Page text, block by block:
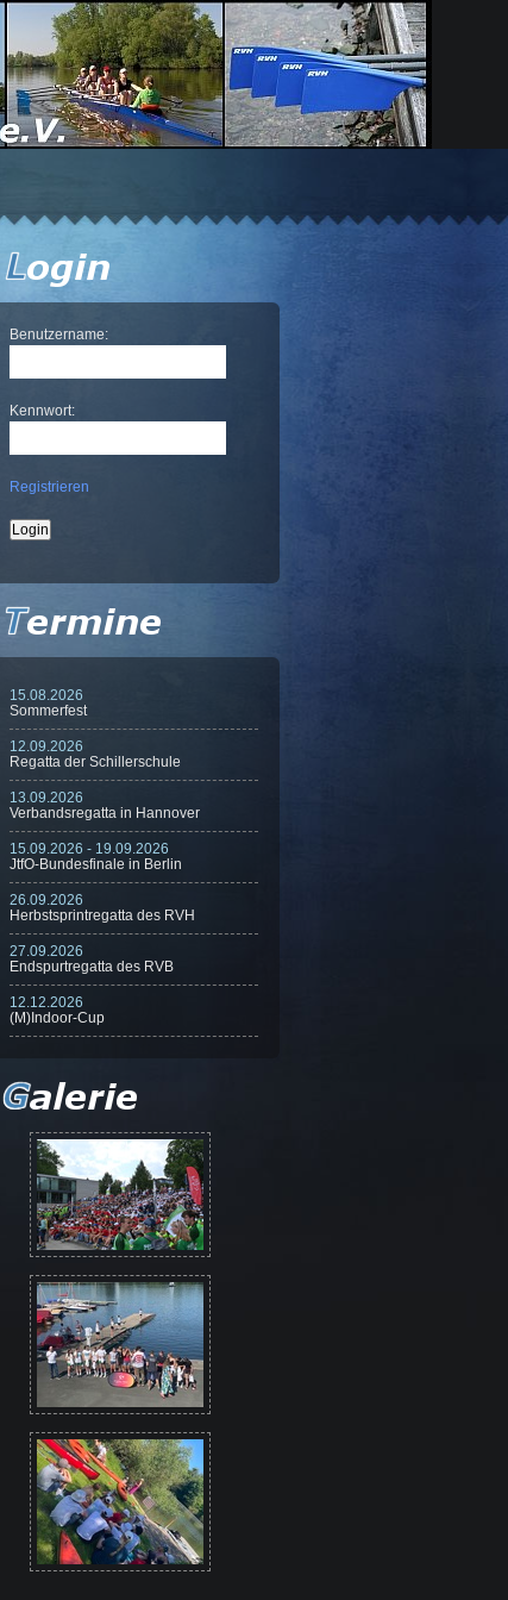
Benutzername:
Kennwort:
Registrieren
15.08.2026
Sommerfest
12.09.2026
Regatta der Schillerschule
13.09.2026
Verbandsregatta in Hannover
15.09.2026 - 19.09.2026
JtfO-Bundesfinale in Berlin
26.09.2026
Herbstsprintregatta des RVH
27.09.2026
Endspurtregatta des RVB
12.12.2026
(M)Indoor-Cup